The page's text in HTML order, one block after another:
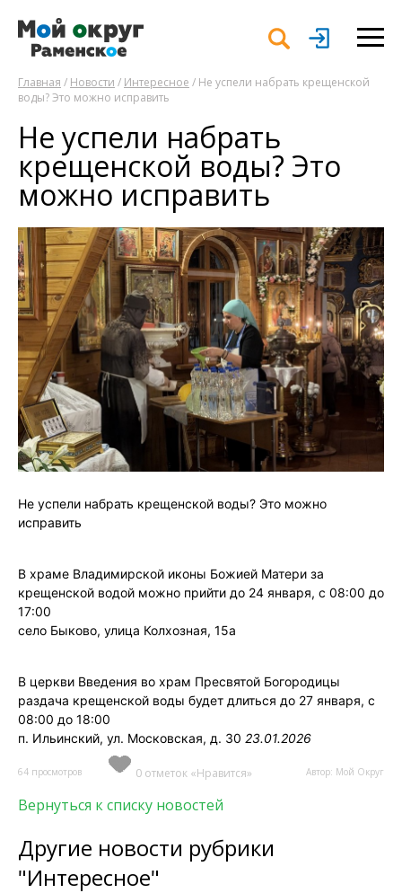
Главная / Новости / Интересное / Не успели набрать крещенской
воды? Это можно исправить
Не успели набрать
крещенской воды? Это
можно исправить
Не успели набрать крещенской воды? Это можно
исправить
В храме Владимирской иконы Божией Матери за
крещенской водой можно прийти до 24 января, с 08:00 до
17:00
село Быково, улица Колхозная, 15а
В церкви Введения во храм Пресвятой Богородицы
раздача крещенской воды будет длиться до 27 января, с
08:00 до 18:00
п. Ильинский, ул. Московская, д. 30 23.01.2026
64 просмотров 0 отметок «Нравится» Автор: Мой Округ
Вернуться к списку новостей
Другие новости рубрики
"Интересное"